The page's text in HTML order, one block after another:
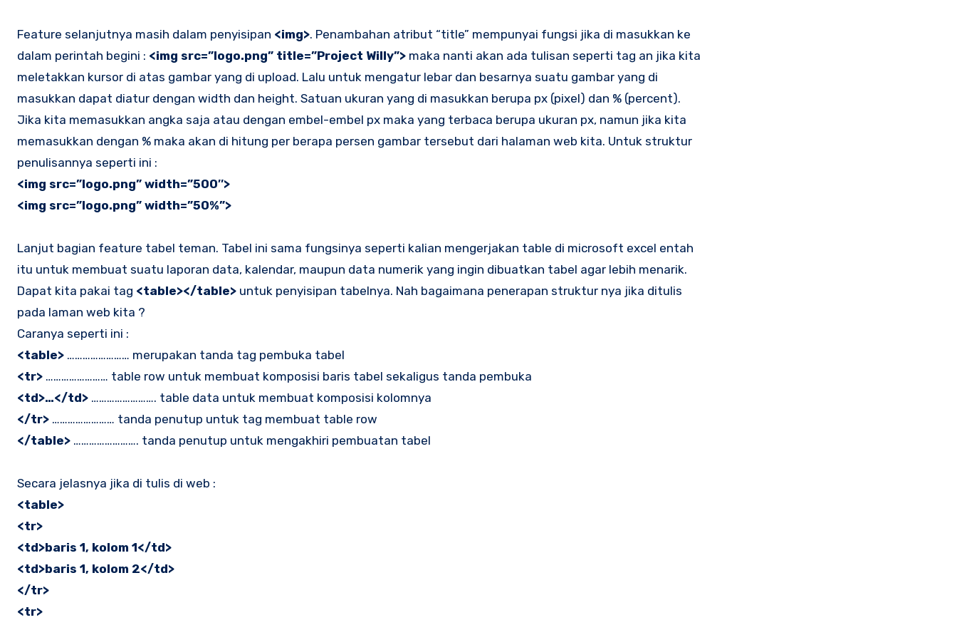
Feature selanjutnya masih dalam penyisipan <img>. Penambahan atribut “title” mempunyai fungsi jika di masukkan ke
dalam perintah begini : <img src=”logo.png” title=”Project Willy”> maka nanti akan ada tulisan seperti tag an jika kita
meletakkan kursor di atas gambar yang di upload. Lalu untuk mengatur lebar dan besarnya suatu gambar yang di
masukkan dapat diatur dengan width dan height. Satuan ukuran yang di masukkan berupa px (pixel) dan % (percent).
Jika kita memasukkan angka saja atau dengan embel-embel px maka yang terbaca berupa ukuran px, namun jika kita
memasukkan dengan % maka akan di hitung per berapa persen gambar tersebut dari halaman web kita. Untuk struktur
penulisannya seperti ini :
<img src=”logo.png” width=”500″>
<img src=”logo.png” width=”50%”>
Lanjut bagian feature tabel teman. Tabel ini sama fungsinya seperti kalian mengerjakan table di microsoft excel entah
itu untuk membuat suatu laporan data, kalendar, maupun data numerik yang ingin dibuatkan tabel agar lebih menarik.
Dapat kita pakai tag <table></table> untuk penyisipan tabelnya. Nah bagaimana penerapan struktur nya jika ditulis
pada laman web kita ?
Caranya seperti ini :
<table> …………………… merupakan tanda tag pembuka tabel
<tr> …………………… table row untuk membuat komposisi baris tabel sekaligus tanda pembuka
<td>…</td> ……………………. table data untuk membuat komposisi kolomnya
</tr> …………………… tanda penutup untuk tag membuat table row
</table> ……………………. tanda penutup untuk mengakhiri pembuatan tabel
Secara jelasnya jika di tulis di web :
<table>
<tr>
<td>baris 1, kolom 1</td>
<td>baris 1, kolom 2</td>
</tr>
<tr>